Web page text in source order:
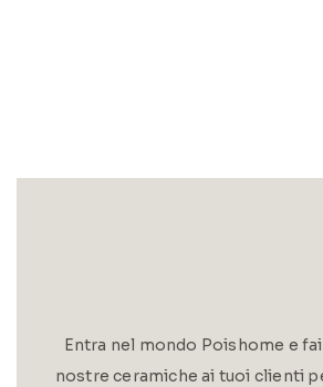
Entra nel mondo Poishome e
nostre ceramiche ai tuoi clienti